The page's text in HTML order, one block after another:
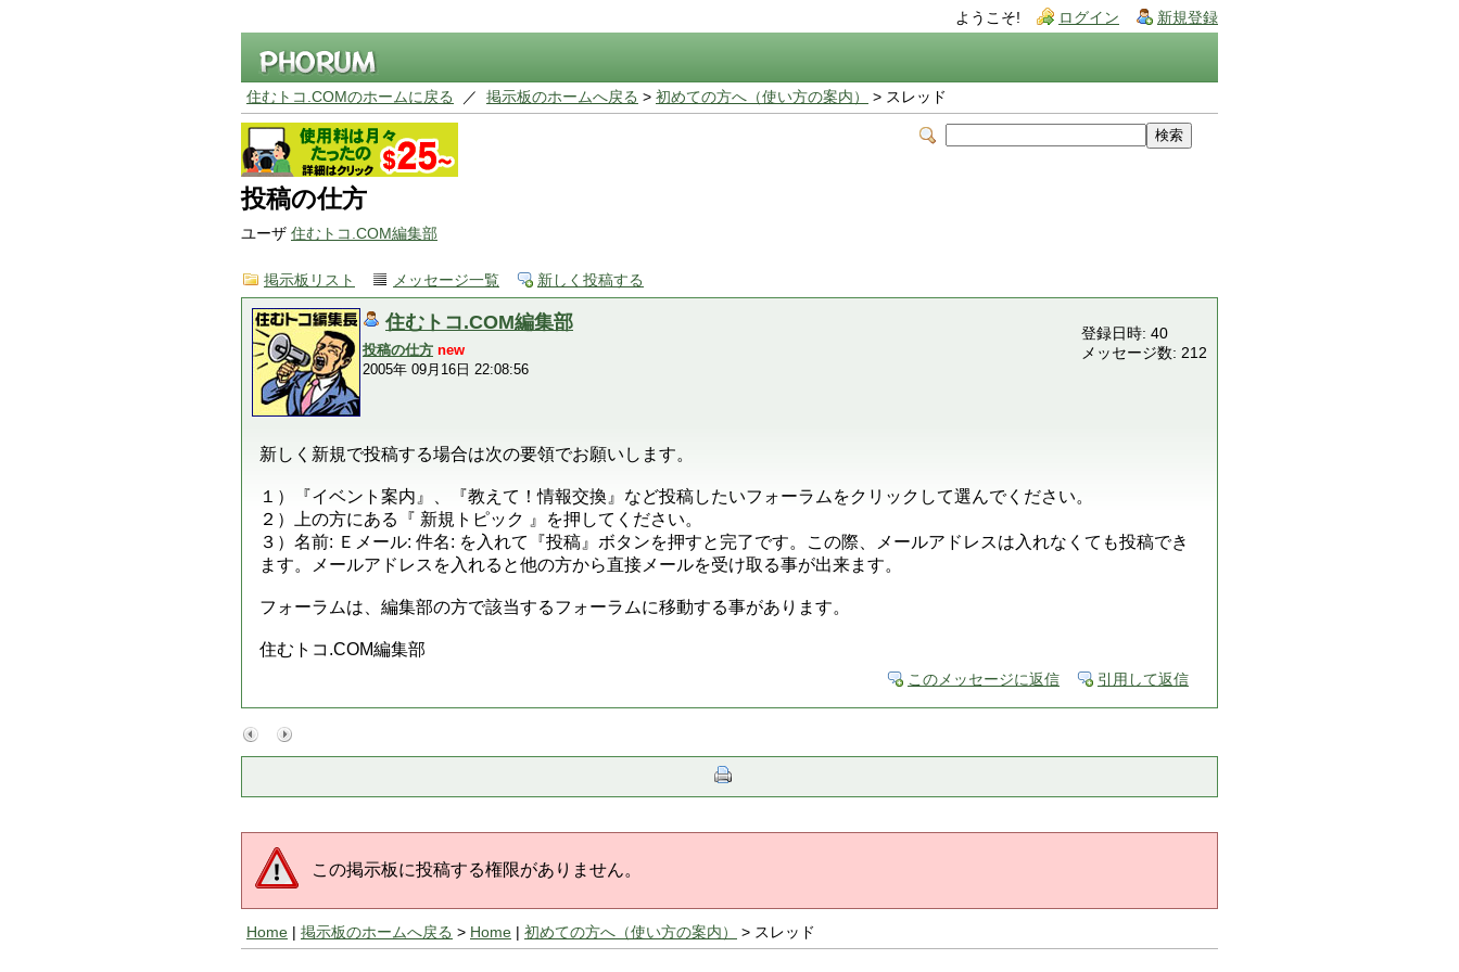
ようこそ! ログイン 新規登録
住むトコ.COMのホームに戻る ／ 掲示板のホームへ戻る > 初めての方へ（使い方の案内） > スレッド
投稿の仕方
ユーザ 住むトコ.COM編集部
掲示板リスト メッセージ一覧 新しく投稿する
住むトコ.COM編集部
投稿の仕方 new
2005年 09月16日 22:08:56
登録日時: 40
メッセージ数: 212
新しく新規で投稿する場合は次の要領でお願いします。
１）『イベント案内』、『教えて！情報交換』など投稿したいフォーラムをクリックして選んでください。
２）上の方にある『 新規トピック 』を押してください。
３）名前: Ｅメール: 件名: を入れて『投稿』ボタンを押すと完了です。この際、メールアドレスは入れなくても投稿でき
ます。メールアドレスを入れると他の方から直接メールを受け取る事が出来ます。
フォーラムは、編集部の方で該当するフォーラムに移動する事があります。
住むトコ.COM編集部
このメッセージに返信 引用して返信
この掲示板に投稿する権限がありません。
Home 掲示板のホームへ戻る > Home 初めての方へ（使い方の案内） > スレッド